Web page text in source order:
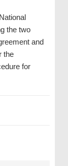
the two
and
the
for